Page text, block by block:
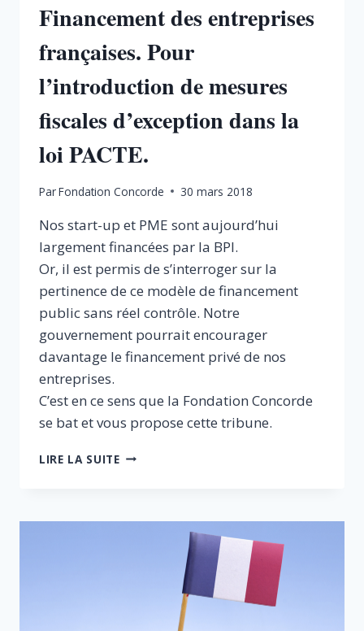
Financement des entreprises
françaises. Pour
l’introduction de mesures
fiscales d’exception dans la
loi PACTE.
ParFondation Concorde 30 mars 2018
Nos start-up et PME sont aujourd’hui
largement financées par la BPI.
Or, il est permis de s’interroger sur la
pertinence de ce modèle de financement
public sans réel contrôle. Notre
gouvernement pourrait encourager
davantage le financement privé de nos
entreprises.
C’est en ce sens que la Fondation Concorde
se bat et vous propose cette tribune.
LIRE LA SUITEFINANCEMENT
POUR
L’INTRODUCTION
D’EXCEPTION